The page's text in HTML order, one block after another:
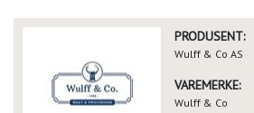
PRODUSENT:
Wulff & Co AS
VAREMERKE:
Wulff & Co